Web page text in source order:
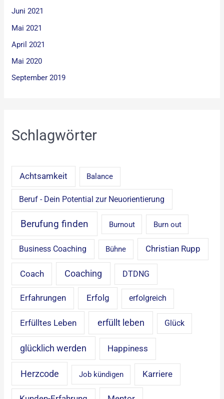
Juni 2021
Mai 2021
April 2021
Mai 2020
September 2019
Schlagwörter
Achtsamkeit Balance
Beruf - Dein Potential zur Neuorientierung
Berufung finden Burnout Burn out
Business Coaching Bühne Christian Rupp
Coach Coaching DTDNG
Erfahrungen Erfolg erfolgreich
Erfülltes Leben erfüllt leben Glück
glücklich werden Happiness
Herzcode Job kündigen Karriere